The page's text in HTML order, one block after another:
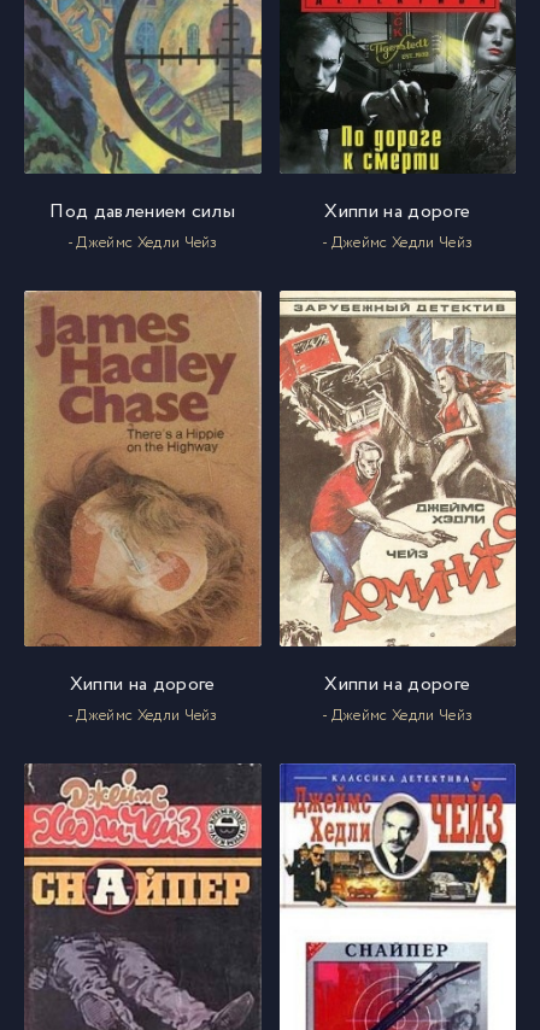
Под давлением силы
- Джеймс Хедли Чейз
Хиппи на дороге
- Джеймс Хедли Чейз
Хиппи на дороге
- Джеймс Хедли Чейз
Хиппи на дороге
- Джеймс Хедли Чейз